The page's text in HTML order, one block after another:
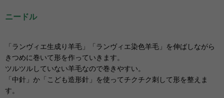
ニードル
「ランヴィエ生成り羊毛」「ランヴィエ染色羊毛」を伸ばしながら
きつめに巻いて形を作っていきます。
ツルツルしていない羊毛なので巻きやすい。
「中針」か「こども造形針」を使ってチクチク刺して形を整えま
す。